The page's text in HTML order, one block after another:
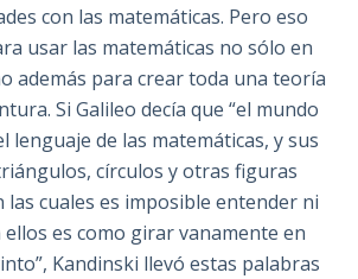
con las matemáticas. Pero eso
usar las matemáticas no sólo en
además para crear toda una teoría
Si Galileo decía que “el mundo
lenguaje de las matemáticas, y sus
círculos y otras figuras
las cuales es imposible entender ni
es como girar vanamente en
Kandinski llevó estas palabras